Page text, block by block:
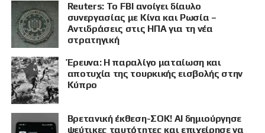
Reuters: Το FBI ανοίγει δίαυλο
συνεργασίας με Κίνα και Ρωσία –
Αντιδράσεις στις ΗΠΑ για τη νέα
στρατηγική
Έρευνα: Η παραλίγο ματαίωση και
αποτυχία της τουρκικής εισβολής στην
Κύπρο
Βρετανική έκθεση-ΣΟΚ! AI δημιούργησε
ψεύτικες ταυτότητες και επιχείρησε να